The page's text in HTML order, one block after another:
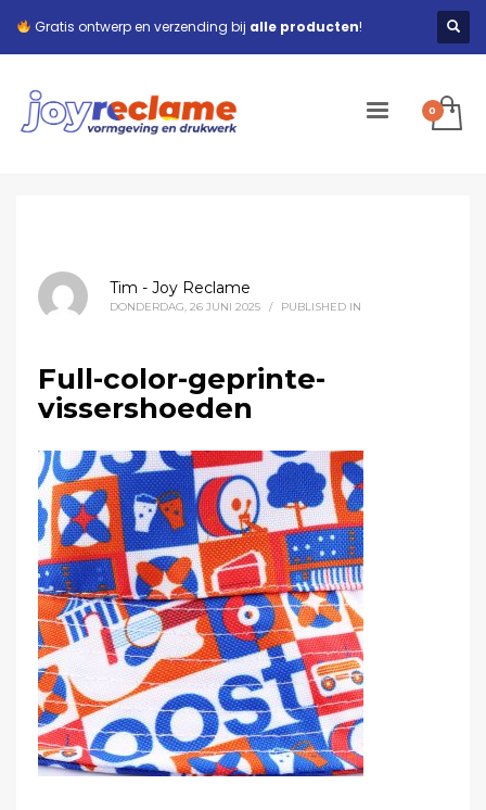
Gratis ontwerp en verzending bij alle producten!
Tim - Joy Reclame
DONDERDAG, 26 JUNI 2025 / PUBLISHED IN
Full-color-geprinte-
vissershoeden